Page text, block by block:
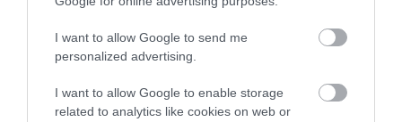
I want to allow Google to send me
personalized advertising.
I want to allow Google to enable storage
related to analytics like cookies on web or
Legfrissebb híreink